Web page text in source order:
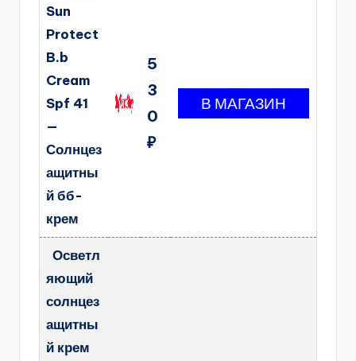
Sun
Protect
B.b
Cream
Spf 41
—
Солнцез
ащитны
й бб-
крем
5
3
0
₽
Осветл
яющий
солнцез
ащитны
й крем